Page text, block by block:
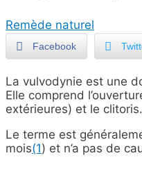
Remède naturel
Facebook
La vulvodynie est une
Elle comprend
extérieures) et le clitoris.
Le terme est
mois(1) et n’a pas de